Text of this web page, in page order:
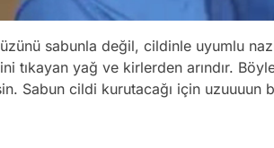
sabunla değil, cildinle uyumlu
tıkayan yağ ve kirlerden arındır.
Sabun cildi kurutacağı için uzuuuun